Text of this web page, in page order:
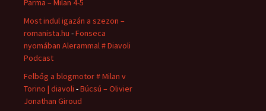
Parma – Milan 4-5
Most indul igazán a szezon –
romanista.hu -Fonseca
nyomában Alerammal # Diavoli
Podcast
Felbőg a blogmotor # Milan v
Torino | diavoli -Búcsú – Olivier
Jonathan Giroud